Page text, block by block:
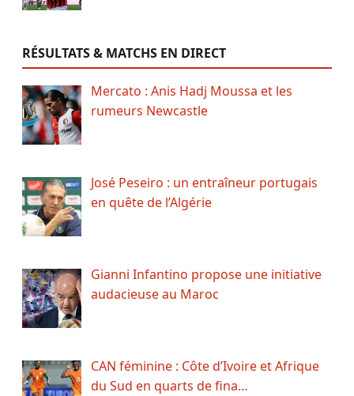
RÉSULTATS & MATCHS EN DIRECT
Mercato : Anis Hadj Moussa et les
rumeurs Newcastle
José Peseiro : un entraîneur portugais
en quête de l’Algérie
Gianni Infantino propose une initiative
audacieuse au Maroc
CAN féminine : Côte d’Ivoire et Afrique
du Sud en quarts de fina…